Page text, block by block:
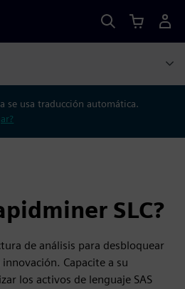
se usa traducción automática.
SLC?
de análisis para desbloquear
Capacite a su
los activos de lenguaje SAS